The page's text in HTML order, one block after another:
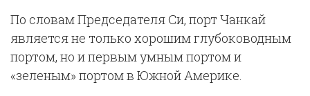
По словам Председателя Си, порт Чанкай
является не только хорошим глубоководным
портом, но и первым умным портом и
«зеленым» портом в Южной Америке.